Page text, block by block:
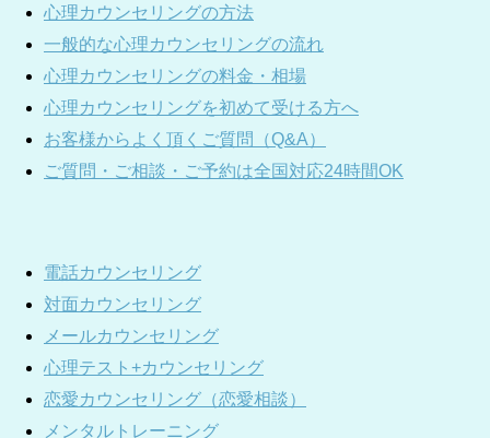
心理カウンセリングの方法
一般的な心理カウンセリングの流れ
心理カウンセリングの料金・相場
心理カウンセリングを初めて受ける方へ
お客様からよく頂くご質問（Q&A）
ご質問・ご相談・ご予約は全国対応24時間OK
電話カウンセリング
対面カウンセリング
メールカウンセリング
心理テスト+カウンセリング
恋愛カウンセリング（恋愛相談）
メンタルトレーニング